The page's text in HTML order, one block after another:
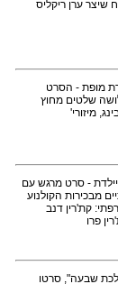
שיצר ערן ריקליס
מופת - הסרט
שלטים מחוץ
מיזורי'
- סרט מרגש עם
מבכירות הקולנוע
קת'רין דנב
פרו
שבעה", סרטו